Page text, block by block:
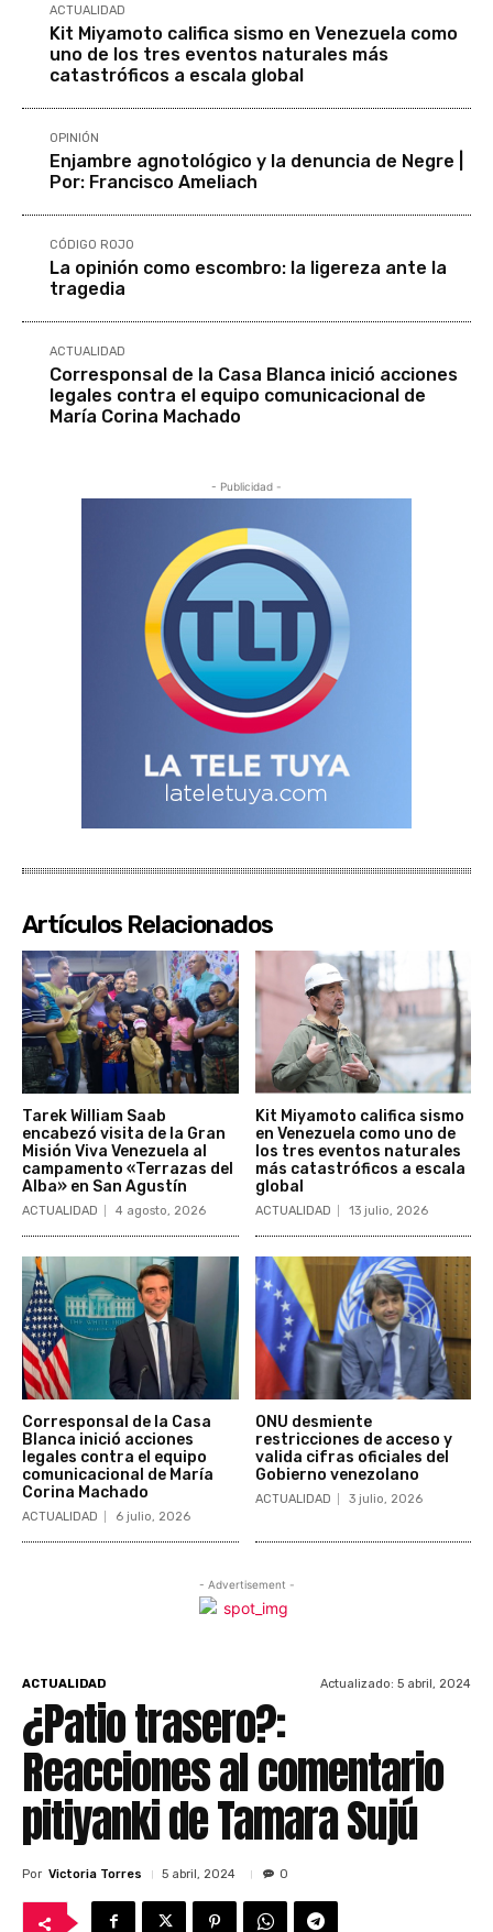
ACTUALIDAD
Kit Miyamoto califica sismo en Venezuela como
uno de los tres eventos naturales más
catastróficos a escala global
OPINIÓN
Enjambre agnotológico y la denuncia de Negre |
Por: Francisco Ameliach
CÓDIGO ROJO
La opinión como escombro: la ligereza ante la
tragedia
ACTUALIDAD
Corresponsal de la Casa Blanca inició acciones
legales contra el equipo comunicacional de
María Corina Machado
- Publicidad -
Artículos Relacionados
Tarek William Saab
encabezó visita de la Gran
Misión Viva Venezuela al
campamento «Terrazas del
Alba» en San Agustín
ACTUALIDAD 4 agosto, 2026
Kit Miyamoto califica sismo
en Venezuela como uno de
los tres eventos naturales
más catastróficos a escala
global
ACTUALIDAD 13 julio, 2026
Corresponsal de la Casa
Blanca inició acciones
legales contra el equipo
comunicacional de María
Corina Machado
ACTUALIDAD 6 julio, 2026
ONU desmiente
restricciones de acceso y
valida cifras oficiales del
Gobierno venezolano
ACTUALIDAD 3 julio, 2026
- Advertisement -